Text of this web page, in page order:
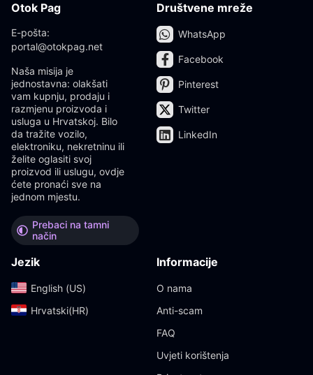
Otok Pag
E-pošta:
portal@otokpag.net
Naša misija je
jednostavna: olakšati
vam kupnju, prodaju i
razmjenu proizvoda i
usluga u Hrvatskoj. Bilo
da tražite vozilo,
elektroniku, nekretninu ili
želite oglasiti svoj
proizvod ili uslugu, ovdje
ćete pronaći sve na
jednom mjestu.
Prebaci na tamni
način
Društvene mreže
WhatsApp
Facebook
Pinterest
Twitter
LinkedIn
Jezik
English (US)‎
Hrvatski(HR)‎
Informacije
O nama
Anti-scam
FAQ
Uvjeti korištenja